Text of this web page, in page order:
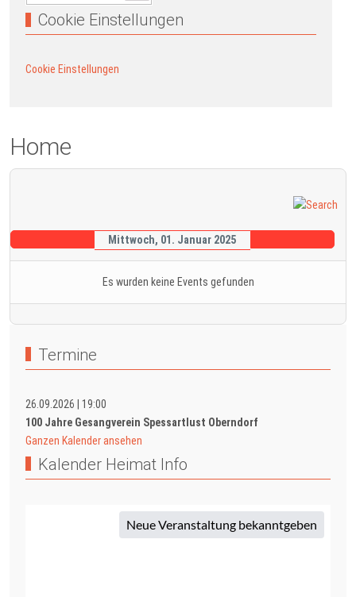
Cookie Einstellungen
Cookie Einstellungen
Home
Mittwoch, 01. Januar 2025
Es wurden keine Events gefunden
Termine
26.09.2026
19:00
100 Jahre Gesangverein Spessartlust Oberndorf
Ganzen Kalender ansehen
Kalender Heimat Info